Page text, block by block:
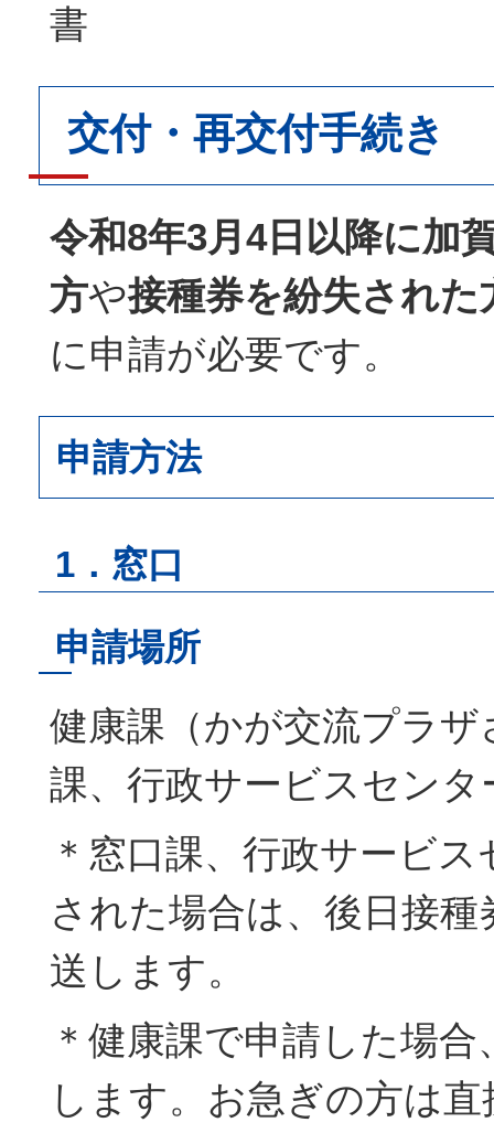
書
交付・再交付手続き
令和8年3月4日以降に加
方や接種券を紛失された
に申請が必要です。
申請方法
1．窓口
申請場所
健康課（かが交流プラザ
課、行政サービスセンタ
＊窓口課、行政サービ
された場合は、後日接
送します。
＊健康課で申請した場
します。お急ぎの方は